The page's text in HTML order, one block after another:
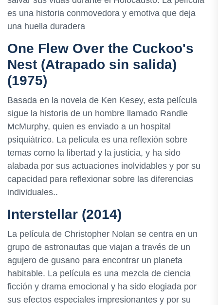
es una historia conmovedora y emotiva que deja
una huella duradera
One Flew Over the Cuckoo's
Nest (Atrapado sin salida)
(1975)
Basada en la novela de Ken Kesey, esta película
sigue la historia de un hombre llamado Randle
McMurphy, quien es enviado a un hospital
psiquiátrico. La película es una reflexión sobre
temas como la libertad y la justicia, y ha sido
alabada por sus actuaciones inolvidables y por su
capacidad para reflexionar sobre las diferencias
individuales..
Interstellar (2014)
La película de Christopher Nolan se centra en un
grupo de astronautas que viajan a través de un
agujero de gusano para encontrar un planeta
habitable. La película es una mezcla de ciencia
ficción y drama emocional y ha sido elogiada por
sus efectos especiales impresionantes y por su